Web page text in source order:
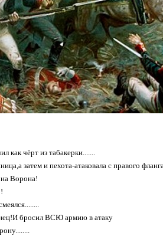
как чёрт из табакерки.......
затем и пехота-атаковала с правого
Ворона!
бросил ВСЮ армию в атаку